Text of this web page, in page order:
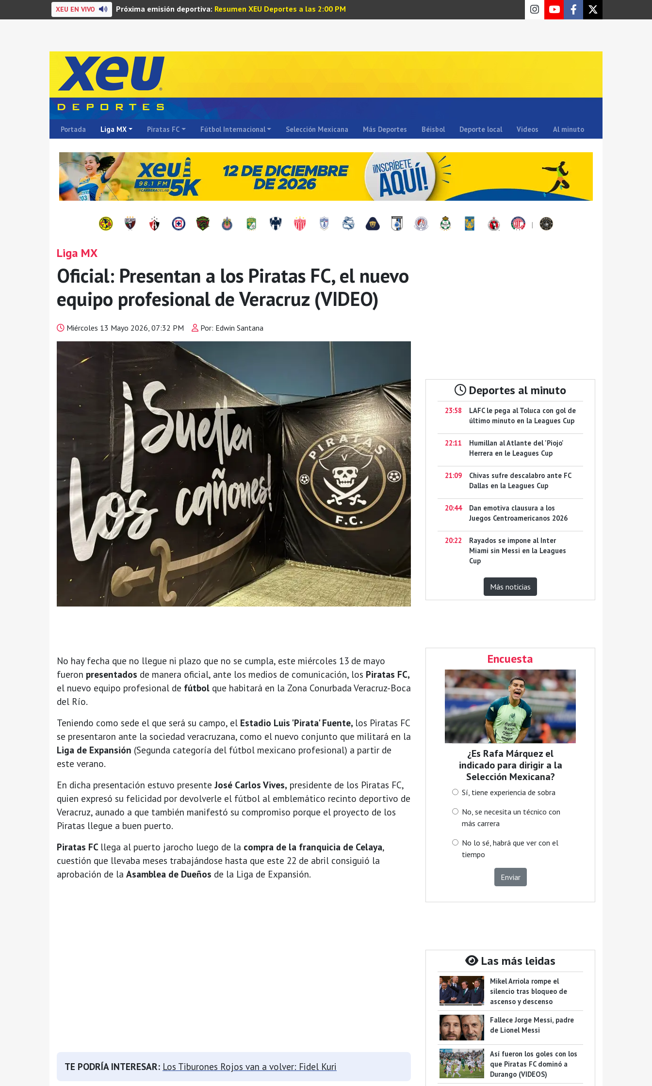
XEU EN VIVO Próxima emisión deportiva: Resumen XEU Deportes a las 2:00 PM
Portada Liga MX Piratas FC Fútbol Internacional Selección Mexicana Más Deportes Béisbol Deporte local Videos Al minuto
|
Liga MX
Oficial: Presentan a los Piratas FC, el nuevo
equipo profesional de Veracruz (VIDEO)
Miércoles 13 Mayo 2026, 07:32 PM Por: Edwin Santana
No hay fecha que no llegue ni plazo que no se cumpla, este miércoles 13 de mayo
fueron presentados de manera oficial, ante los medios de comunicación, los Piratas FC,
el nuevo equipo profesional de fútbol que habitará en la Zona Conurbada Veracruz-Boca
del Río.
Teniendo como sede el que será su campo, el Estadio Luis 'Pirata' Fuente, los Piratas FC
se presentaron ante la sociedad veracruzana, como el nuevo conjunto que militará en la
Liga de Expansión (Segunda categoría del fútbol mexicano profesional) a partir de
este verano.
En dicha presentación estuvo presente José Carlos Vives, presidente de los Piratas FC,
quien expresó su felicidad por devolverle el fútbol al emblemático recinto deportivo de
Veracruz, aunado a que también manifestó su compromiso porque el proyecto de los
Piratas llegue a buen puerto.
Piratas FC llega al puerto jarocho luego de la compra de la franquicia de Celaya,
cuestión que llevaba meses trabajándose hasta que este 22 de abril consiguió la
aprobación de la Asamblea de Dueños de la Liga de Expansión.
TE PODRÍA INTERESAR: Los Tiburones Rojos van a volver: Fidel Kuri
Deportes al minuto
23:58
LAFC le pega al Toluca con gol de
último minuto en la Leagues Cup
22:11
Humillan al Atlante del 'Piojo'
Herrera en le Leagues Cup
21:09
Chivas sufre descalabro ante FC
Dallas en la Leagues Cup
20:44
Dan emotiva clausura a los
Juegos Centroamericanos 2026
20:22
Rayados se impone al Inter
Miami sin Messi en la Leagues
Cup
Más noticias
Encuesta
¿Es Rafa Márquez el
indicado para dirigir a la
Selección Mexicana?
Sí, tiene experiencia de sobra
No, se necesita un técnico con
más carrera
No lo sé, habrá que ver con el
tiempo
Enviar
Las más leidas
Mikel Arriola rompe el
silencio tras bloqueo de
ascenso y descenso
Fallece Jorge Messi, padre
de Lionel Messi
Así fueron los goles con los
que Piratas FC dominó a
Durango (VIDEOS)